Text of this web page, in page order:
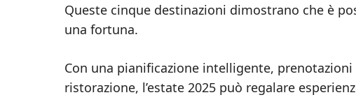
Queste cinque destinazioni dimostrano che è
una fortuna.
Con una pianificazione intelligente,
ristorazione, l’estate 2025 può regalare